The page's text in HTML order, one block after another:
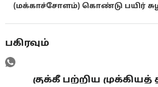
(மக்காச்சோளம்) கொண்டு பயிர்
பகிரவும்
குக்கீ பற்றிய